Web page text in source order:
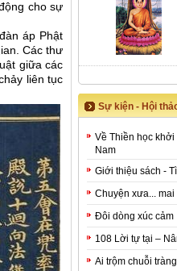
cho sự
áp Phật
Các thư
giữa các
liên tục
Sự kiện - Hội
Về Thiền học
Nam
Giới thiệu sách -
Chuyện xưa... mai
Đôi dòng xúc cảm
108 Lời tự tại –
Ai trộm chuỗi